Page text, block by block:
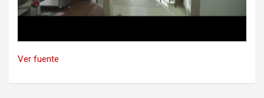
Ver fuente